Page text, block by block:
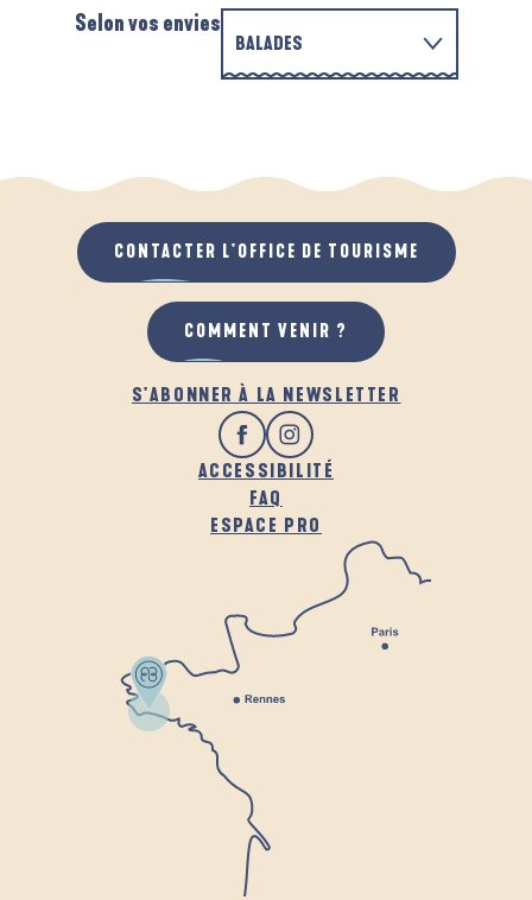
Selon vos envies
BALADES
QUAND IL PLEUT
AU GRAND AIR
S'ABONNER À LA NEWSLETTER
ACCESSIBILITÉ
FAQ
ESPACE PRO
CONTACTER L'OFFICE DE TOURISME
COMMENT VENIR ?